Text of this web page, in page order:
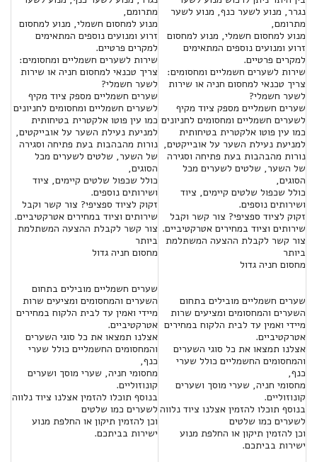
נגרר, מנוע לשער כנף, מנוע לשער
מתרומם,
מנוע למחסום חשמלי, מנוע למחסום
זרוע ומנועים נוספים המתאימים
למקרים פרטיים.
שירות לשערים חשמליים ומחסומים:
צריך טכנאי למחסום חניה או שירות
לשער חשמלי?
שערים חשמליים מספק ציוד מקיף
לשערים חשמליים ומחסומים לחניונים
כמו עין פוטו אלקטרית בטיחותית
למניעת נעילת השער על אובייקטים,
נורות מהבהבות בעת פתיחה וסגירה
של השער, שלטים לשערים מכל
הסוגים,
כולל שכפול שלטים קיימים, ציוד
ושירותים נוספים.
זקוק לציוד ספציפי? צור קשר וקבל
שירותים וציוד במחירים אטרקטיביים.
צור קשר לקבלת ההצעה המשתלמת
ביותר
מחסום חניה גדול
שערים חשמליים מובילים בתחום
השערים והמחסומים ומציעים שרות
מיידי ואמין עד לבית הלקוח במחירים
אטרקטיביים.
אצלנו תמצאו את כל סוגי השערים
והמחסומים החשמליים כולל שערי
כנף,
מחסומי חניה, שערי מוסך ושערים
קונוזוליים.
בנוסף תוכלו להזמין אצלנו ציוד נלווה
לשערים כמו שלטים
וכן להזמין תיקון או החלפת מנוע
ישירות בביתכם.
מתרומם,
מנוע למחסום חשמלי, מנוע למחסום
זרוע ומנועים נוספים המתאימים
למקרים פרטיים.
שירות לשערים חשמליים ומחסומים:
צריך טכנאי למחסום חניה או שירות
לשער חשמלי?
שערים חשמליים מספק ציוד מקיף
לשערים חשמליים ומחסומים לחניונים
כמו עין פוטו אלקטרית בטיחותית
למניעת נעילת השער על אובייקטים,
נורות מהבהבות בעת פתיחה וסגירה
של השער, שלטים לשערים מכל
הסוגים,
כולל שכפול שלטים קיימים, ציוד
ושירותים נוספים.
זקוק לציוד ספציפי? צור קשר וקבל
שירותים וציוד במחירים אטרקטיביים.
צור קשר לקבלת ההצעה המשתלמת
ביותר
מחסום חניה גדול
שערים חשמליים מובילים בתחום
השערים והמחסומים ומציעים שרות
מיידי ואמין עד לבית הלקוח במחירים
אטרקטיביים.
אצלנו תמצאו את כל סוגי השערים
והמחסומים החשמליים כולל שערי
כנף,
מחסומי חניה, שערי מוסך ושערים
קונוזוליים.
בנוסף תוכלו להזמין אצלנו ציוד נלווה
לשערים כמו שלטים
וכן להזמין תיקון או החלפת מנוע
ישירות בביתכם.